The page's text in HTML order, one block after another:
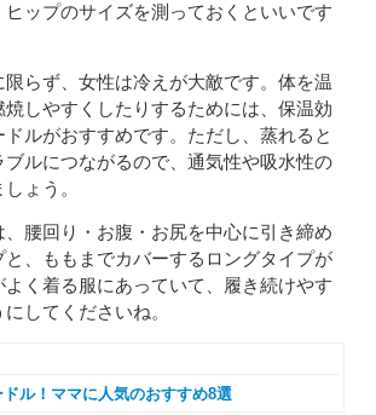
ヒップのサイズを測っておくといいです
らず、女性は冷えが大敵です。体を温
しやすくしたりするためには、保温効
ルがおすすめです。ただし、蒸れると
ルにつながるので、通気性や吸水性の
ょう。
、腰回り・お腹・お尻を中心に引き締め
と、ももまでカバーするロングタイプが
よく着る服にあっていて、履き続けやす
してくださいね。
ル！ママに人気のおすすめ8選